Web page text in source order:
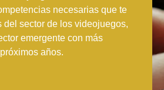
necesarias que te
del sector de los videojuegos,
emergente con más
años.